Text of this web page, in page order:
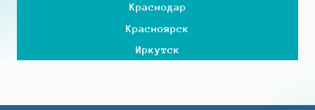
Краснодар
Красноярск
Иркутск